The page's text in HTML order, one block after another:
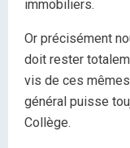
immobiliers.
Or précisément
doit rester
vis de ces
général puisse
Collège.